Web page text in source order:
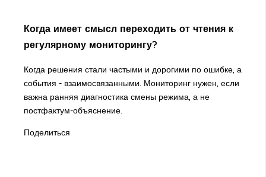
Когда имеет смысл переходить от чтения к
регулярному мониторингу?
Когда решения стали частыми и дорогими по ошибке, а
события - взаимосвязанными. Мониторинг нужен, если
важна ранняя диагностика смены режима, а не
постфактум-объяснение.
Поделиться